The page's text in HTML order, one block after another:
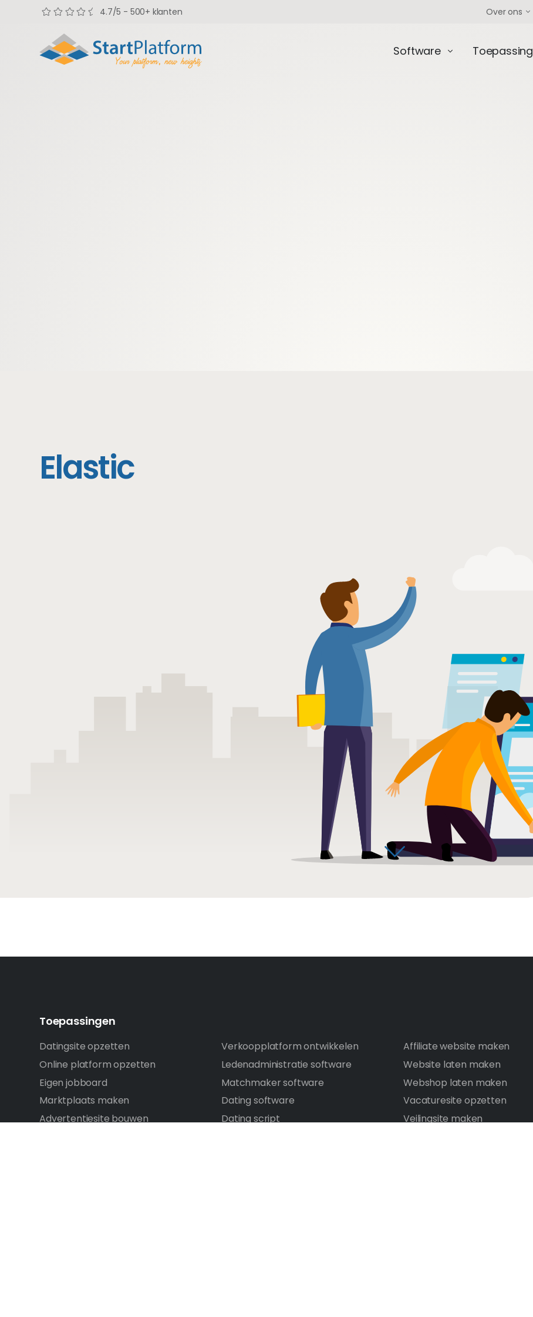
Elastic
4.7/5 - 500+ klanten Over ons
Software Toepassing
Toepassingen
Datingsite opzetten
Online platform opzetten
Eigen jobboard
Marktplaats maken
Advertentiesite bouwen
Verkoopplatform ontwikkelen
Ledenadministratie software
Matchmaker software
Dating software
Dating script
Affiliate website maken
Website laten maken
Webshop laten maken
Vacaturesite opzetten
Veilingsite maken